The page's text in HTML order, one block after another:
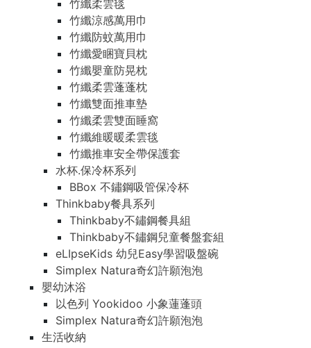
竹纖柔雲毯
竹纖涼感萬用巾
竹纖防蚊萬用巾
竹纖愛睏寶貝枕
竹纖嬰童防晃枕
竹纖柔雲蓬蓬枕
竹纖雙面推車墊
竹纖柔雲雙面睡窩
竹纖維暖暖柔雲毯
竹纖推車安全帶保護套
水杯.保冷杯系列
BBox 不鏽鋼吸管保冷杯
Thinkbaby餐具系列
Thinkbaby不鏽鋼餐具組
Thinkbaby不鏽鋼兒童餐盤套組
eLIpseKids 幼兒Easy學習吸盤碗
Simplex Natura奇幻許願泡泡
嬰幼沐浴
以色列 Yookidoo 小象蓮蓬頭
Simplex Natura奇幻許願泡泡
生活收納